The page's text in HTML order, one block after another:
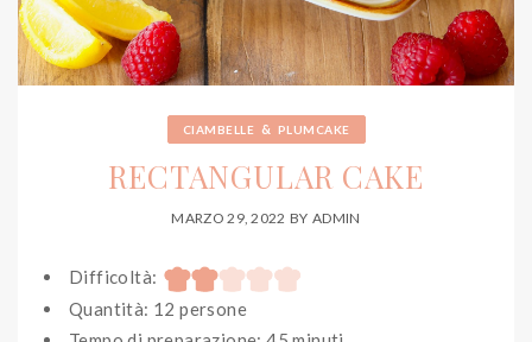
CIAMBELLE & PLUMCAKE
RECTANGULAR CAKE
MARZO 29, 2022 BY ADMIN
Difficoltà:
Quantità: 12 persone